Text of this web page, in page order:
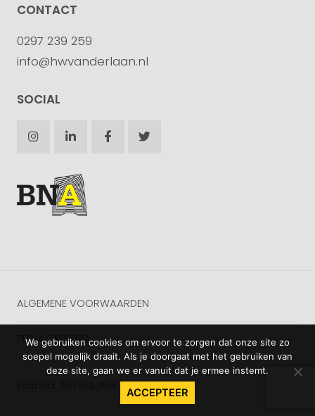
CONTACT
0297 239 259
info@hwvanderlaan.nl
SOCIAL
ALGEMENE VOORWAARDEN
PRIVACYBELEID
We gebruiken cookies om ervoor te zorgen dat onze site zo
soepel mogelijk draait. Als je doorgaat met het gebruiken van
deze site, gaan we er vanuit dat je ermee instemt.
ACCEPTEER